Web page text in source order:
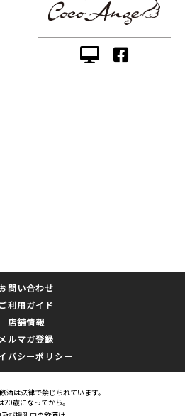
問い合わせ
ご利用ガイド
店舗情報
メルマガ登録
バシーポリシー
酒は法律で禁じられています。
20歳になってから。